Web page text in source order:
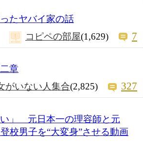
たヤバイ家の話
コピペの部屋(1,629) 7
章
がいない人集合(2,825) 327
い」 元日本一の理容師と元
校男子を“大変身”させる動画